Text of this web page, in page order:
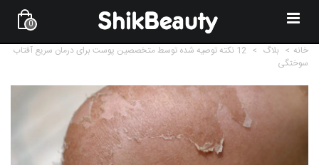
0
خانه > بلاگ >
12 نکته توصیه شده توسط متخصصین پوست برای درمان سریع آفتاب
سوختگی